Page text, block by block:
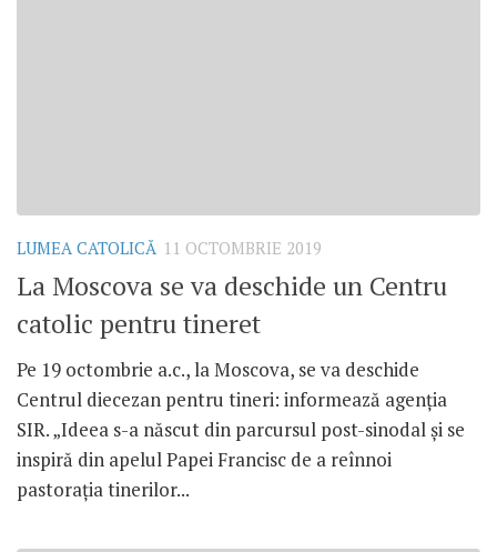
LUMEA CATOLICĂ 11 OCTOMBRIE 2019
La Moscova se va deschide un Centru
catolic pentru tineret
Pe 19 octombrie a.c., la Moscova, se va deschide
Centrul diecezan pentru tineri: informează agenția
SIR. „Ideea s-a născut din parcursul post-sinodal și se
inspiră din apelul Papei Francisc de a reînnoi
pastorația tinerilor...